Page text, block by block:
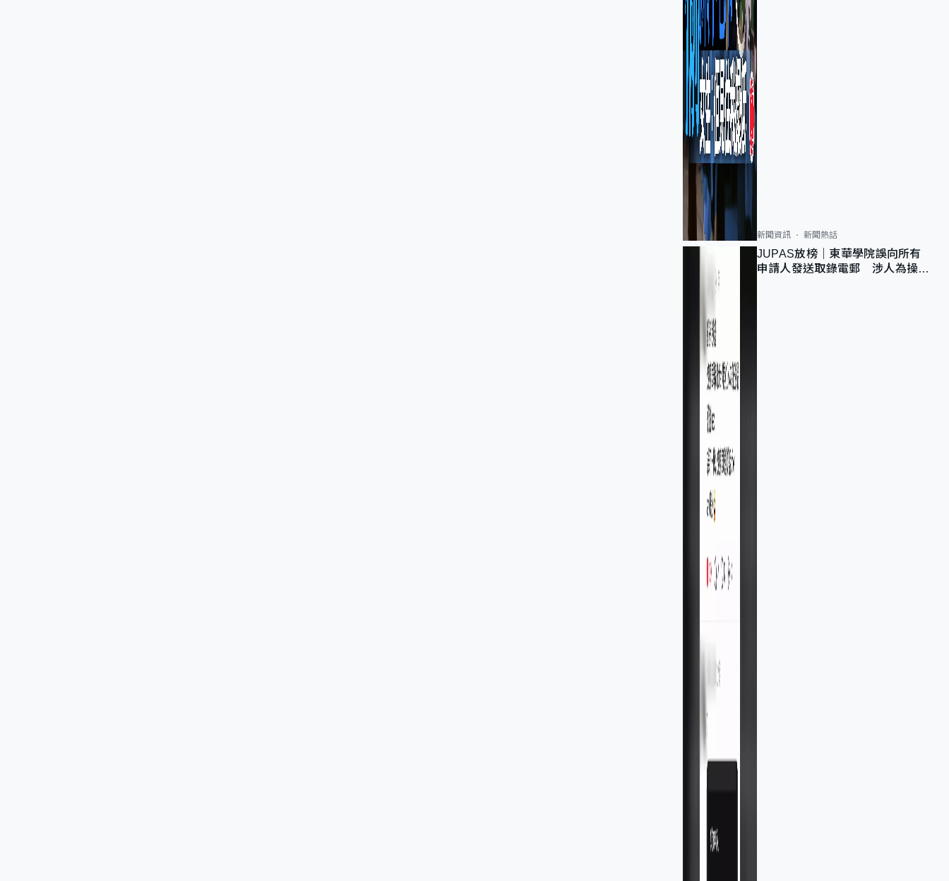
新聞資訊 新聞熱話
JUPAS放榜｜東華學院誤向所有
申請人發送取錄電郵 涉人為操作